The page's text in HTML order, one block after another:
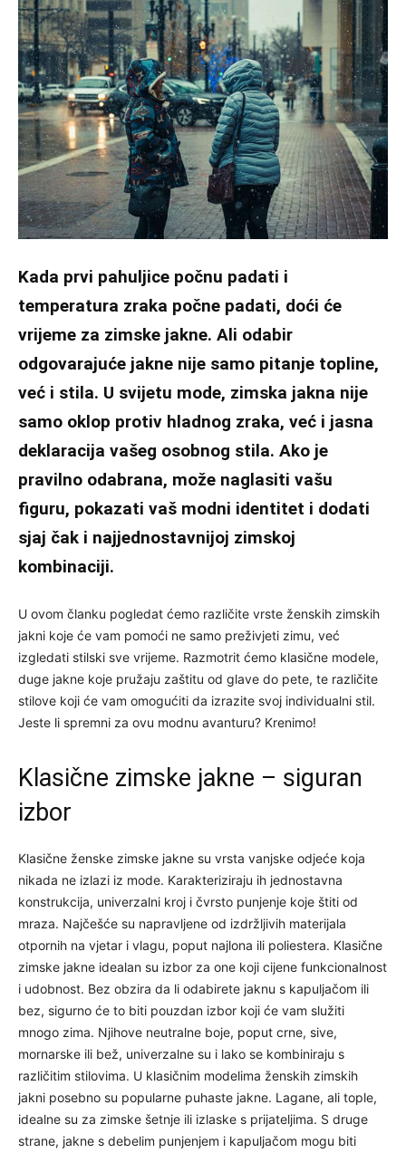
Kada prvi pahuljice počnu padati i
temperatura zraka počne padati, doći će
vrijeme za zimske jakne. Ali odabir
odgovarajuće jakne nije samo pitanje topline,
već i stila. U svijetu mode, zimska jakna nije
samo oklop protiv hladnog zraka, već i jasna
deklaracija vašeg osobnog stila. Ako je
pravilno odabrana, može naglasiti vašu
figuru, pokazati vaš modni identitet i dodati
sjaj čak i najjednostavnijoj zimskoj
kombinaciji.
U ovom članku pogledat ćemo različite vrste ženskih zimskih
jakni koje će vam pomoći ne samo preživjeti zimu, već
izgledati stilski sve vrijeme. Razmotrit ćemo klasične modele,
duge jakne koje pružaju zaštitu od glave do pete, te različite
stilove koji će vam omogućiti da izrazite svoj individualni stil.
Jeste li spremni za ovu modnu avanturu? Krenimo!
Klasične zimske jakne – siguran
izbor
Klasične ženske zimske jakne su vrsta vanjske odjeće koja
nikada ne izlazi iz mode. Karakteriziraju ih jednostavna
konstrukcija, univerzalni kroj i čvrsto punjenje koje štiti od
mraza. Najčešće su napravljene od izdržljivih materijala
otpornih na vjetar i vlagu, poput najlona ili poliestera. Klasične
zimske jakne idealan su izbor za one koji cijene funkcionalnost
i udobnost. Bez obzira da li odabirete jaknu s kapuljačom ili
bez, sigurno će to biti pouzdan izbor koji će vam služiti
mnogo zima. Njihove neutralne boje, poput crne, sive,
mornarske ili bež, univerzalne su i lako se kombiniraju s
različitim stilovima. U klasičnim modelima ženskih zimskih
jakni posebno su popularne puhaste jakne. Lagane, ali tople,
idealne su za zimske šetnje ili izlaske s prijateljima. S druge
strane, jakne s debelim punjenjem i kapuljačom mogu biti